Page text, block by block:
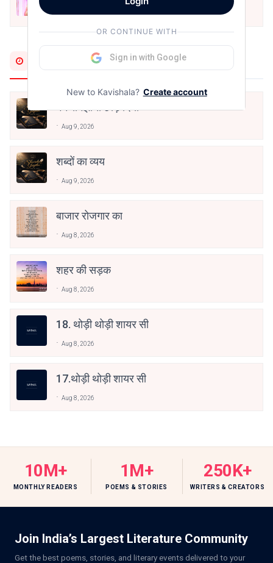
अनामिका अम्बर जैन
Dec 24, 2021
Most Recent
मैंने समझाना छोड़ दिया
Aug 9, 2026
शब्दों का व्यय
Aug 9, 2026
बाजार रोजगार का
Aug 8, 2026
शहर की सड़क
Aug 8, 2026
18. थोड़ी थोड़ी शायर सी
Aug 8, 2026
17.थोड़ी थोड़ी शायर सी
Aug 8, 2026
10M+
MONTHLY READERS
1M+
POEMS & STORIES
250K+
WRITERS & CREATORS
Join India’s Largest Literature Community
Get the best poems, stories, and literary events delivered to your
OR CONTINUE WITH
Sign in with Google
New to Kavishala? Create account